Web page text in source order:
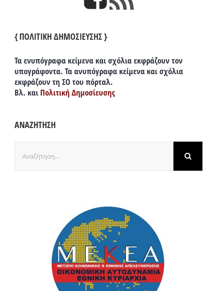
{ ΠΟΛΙΤΙΚΗ ΔΗΜΟΣΙΕΥΣΗΣ }
Τα ενυπόγραφα κείμενα και σχόλια εκφράζουν τον
υπογράφοντα. Τα ανυπόγραφα κείμενα και σχόλια
εκφράζουν τη ΣΟ του πόρταλ.
Βλ. και Πολιτική Δημοσίευσης
ΑΝΑΖΗΤΗΣΗ
για: